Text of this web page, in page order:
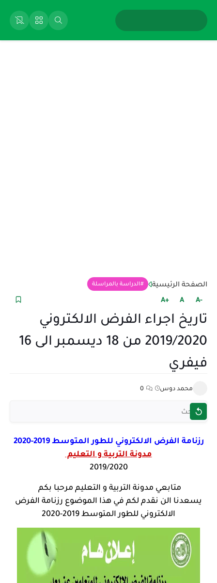
الصفحة الرئيسية الدراسة بالمراسلة
+A A -A
تاريخ اجراء الفرض الالكتروني
2019/2020 من 18 ديسمبر الى 16
فيفري
محمد دوس 0
رزنامة الفرض الالكتروني للطور المتوسط 2019-2020
مدونة التربية و التعليم
2019/2020
متابعي مدونة التربية و التعليم مرحبا بكم
يسعدنا الن نقدم لكم في هذا الموضوع رزنامة الفرض
الالكتروني للطور المتوسط 2019-2020